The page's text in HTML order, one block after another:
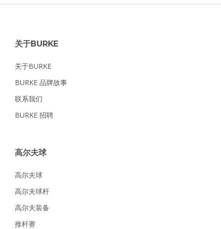
关于BURKE
关于BURKE
BURKE 品牌故事
联系我们
BURKE 招聘
高尔夫球
高尔夫球
高尔夫球杆
高尔夫装备
推杆赛